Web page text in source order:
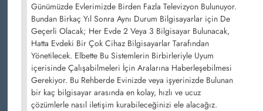
Günümüzde Evlerimizde Birden Fazla Televizyon Bulunuyor.
Bundan Birkaç Yıl Sonra Aynı Durum Bilgisayarlar için De
Geçerli Olacak; Her Evde 2 Veya 3 Bilgisayar Bulunacak,
Hatta Evdeki Bir Çok Cihaz Bilgisayarlar Tarafından
Yönetilecek. Elbette Bu Sistemlerin Birbirleriyle Uyum
içerisinde Çalışabilmeleri İçin Aralarına Haberleşebilmesi
Gerekiyor. Bu Rehberde Evinizde veya işyerinizde Bulunan
bir kaç bilgisayar arasında en kolay, hızlı ve ucuz
çözümlerle nasıl iletişim kurabileceğinizi ele alacağız.